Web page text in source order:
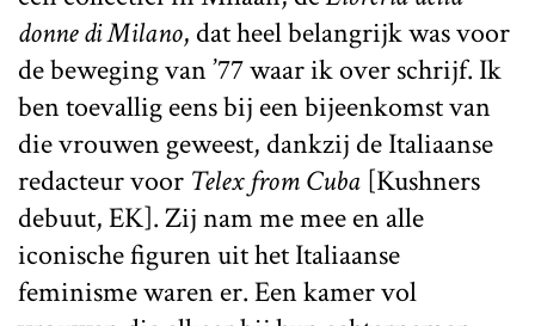
donne di Milano, dat heel belangrijk was voor
de beweging van ’77 waar ik over schrijf. Ik
ben toevallig eens bij een bijeenkomst van
die vrouwen geweest, dankzij de Italiaanse
redacteur voor Telex from Cuba [Kushners
debuut, EK]. Zij nam me mee en alle
iconische figuren uit het Italiaanse
feminisme waren er. Een kamer vol